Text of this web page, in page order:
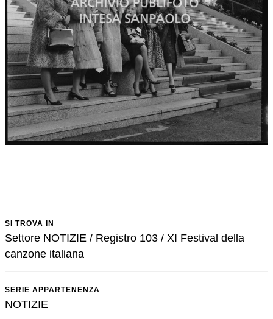
SI TROVA IN
Settore NOTIZIE / Registro 103 / XI Festival della
canzone italiana
SERIE APPARTENENZA
NOTIZIE